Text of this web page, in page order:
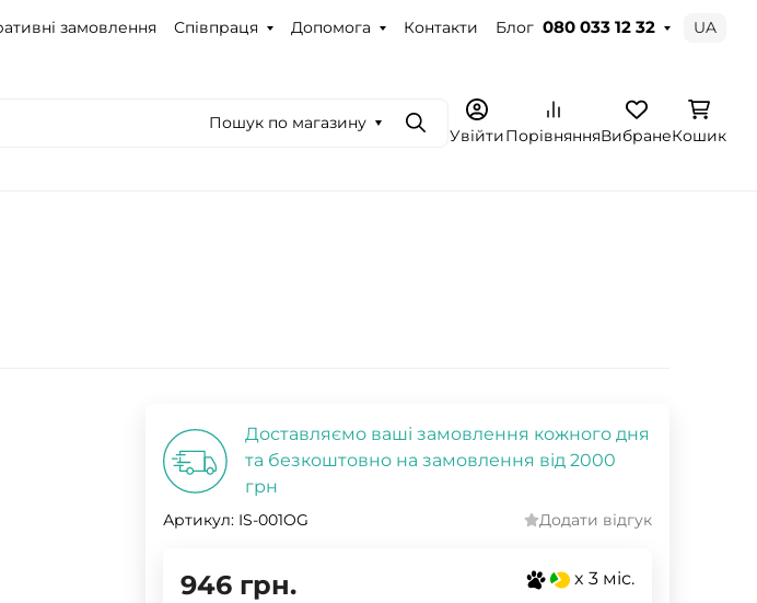
замовлення Співпраця Допомога Контакти Блог 080 033 12 32 UA
Пошук по магазину
ПошукУвійтиПорівнянняВибранеКошик
Доставляємо ваші замовлення кожного дня
та безкоштовно на замовлення від 2000
грн
Артикул: IS-001OG Додати відгук
946 грн. x 3 міс.